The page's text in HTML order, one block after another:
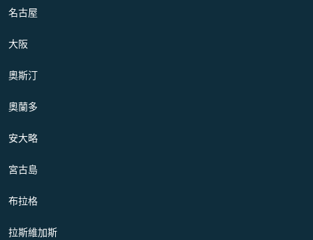
名古屋
大阪
奧斯汀
奧蘭多
安大略
宮古島
布拉格
拉斯維加斯